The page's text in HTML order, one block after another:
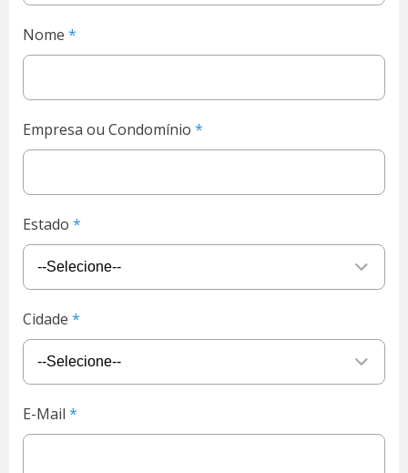
Nome
Empresa ou Condomínio
Estado
Cidade
E-Mail